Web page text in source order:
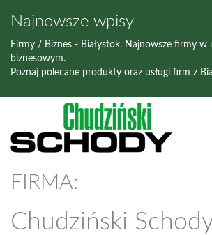
Najnowsze wpisy
Firmy / Biznes - Białystok. Najnowsze firmy w
biznesowym.
Poznaj polecane produkty oraz usługi firm z
FIRMA:
Chudziński